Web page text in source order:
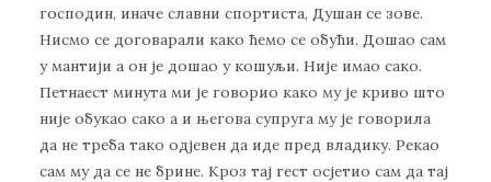
господин, иначе славни спортиста, Душан се зове.
Нисмо се договарали како ћемо се обући. Дошао сам
у мантији а он је дошао у кошуљи. Није имао сако.
Петнаест минута ми је говорио како му је криво што
није обукао сако а и његова супруга му је говорила
да не треба тако одјевен да иде пред владику. Рекао
сам му да се не брине. Кроз тај гест осјетио сам да тај